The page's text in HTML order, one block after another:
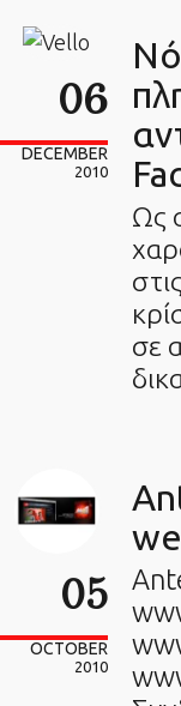
06
DECEMBER
2010
Ως
σε
05
OCTOBER
2010